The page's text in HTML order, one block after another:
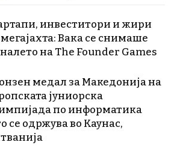
инвеститори и жири
Вака се снимаше
на The Founder Games
медал за Македонија на
јуниорска
по информатика
се одржува во Каунас,